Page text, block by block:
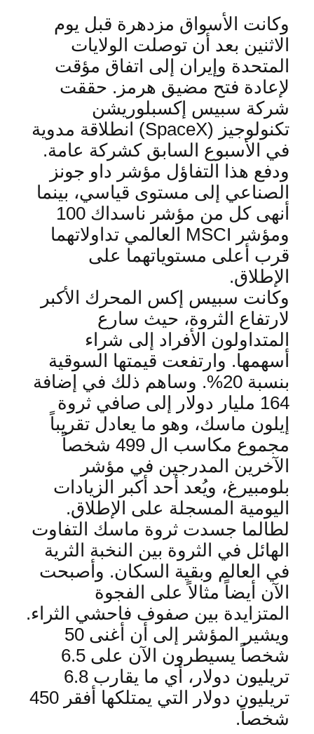
وكانت الأسواق مزدهرة قبل يوم
الاثنين بعد أن توصلت الولايات
المتحدة وإيران إلى اتفاق مؤقت
لإعادة فتح مضيق هرمز. حققت
شركة سبيس إكسبلوريشن
تكنولوجيز
(SpaceX)
انطلاقة مدوية
في الأسبوع السابق كشركة عامة.
ودفع هذا التفاؤل مؤشر داو جونز
الصناعي إلى مستوى قياسي، بينما
أنهى كل من مؤشر ناسداك 100
ومؤشر
العالمي تداولاتهما
قرب أعلى مستوياتهما على
الإطلاق.
وكانت سبيس إكس المحرك الأكبر
لارتفاع الثروة، حيث سارع
المتداولون الأفراد إلى شراء
أسهمها. وارتفعت قيمتها السوقية
بنسبة 20%. وساهم ذلك في إضافة
164 مليار دولار إلى صافي ثروة
إيلون ماسك، وهو ما يعادل تقريباً
مجموع مكاسب ال 499 شخصاً
الآخرين المدرجين في مؤشر
بلومبيرغ، ويُعد أحد أكبر الزيادات
اليومية المسجلة على الإطلاق.
لطالما جسدت ثروة ماسك التفاوت
الهائل في الثروة بين النخبة الثرية
في العالم وبقية السكان. وأصبحت
الآن أيضاً مثالاً على الفجوة
المتزايدة بين صفوف فاحشي الثراء.
ويشير المؤشر إلى أن أغنى 50
شخصاً يسيطرون الآن على 6.5
تريليون دولار، أي ما يقارب 6.8
تريليون دولار التي يمتلكها أفقر 450
شخصاً.